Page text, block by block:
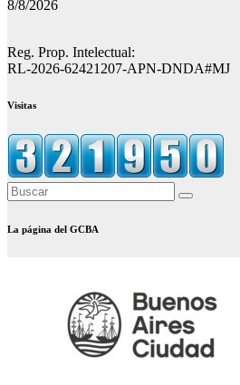
8/8/2026
Reg. Prop. Intelectual:
RL-2026-62421207-APN-DNDA#MJ
Visitas
La página del GCBA